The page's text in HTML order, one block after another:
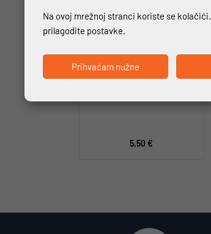
5,50 €
Na ovoj mrežnoj stranci koriste se
prilagodite postavke.
Prihvaćam nužne